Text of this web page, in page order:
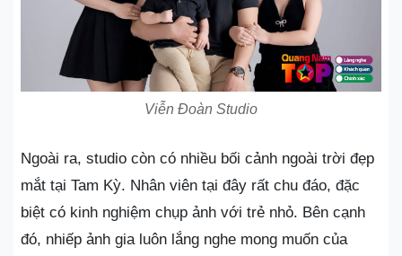
Viễn Đoàn Studio
Ngoài ra, studio còn có nhiều bối cảnh ngoài trời đẹp
mắt tại Tam Kỳ. Nhân viên tại đây rất chu đáo, đặc
biệt có kinh nghiệm chụp ảnh với trẻ nhỏ. Bên cạnh
đó, nhiếp ảnh gia luôn lắng nghe mong muốn của